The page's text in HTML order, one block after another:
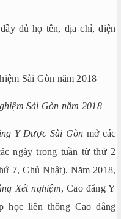
đủ họ tên, địa chỉ, điện
Sài Gòn năm 2018
Y Dược Sài Gòn mở các
ngày trong tuần từ thứ 2
7, Chủ Nhật). Năm 2018,
Xét nghiệm, Cao đẳng Y
học liên thông Cao đẳng